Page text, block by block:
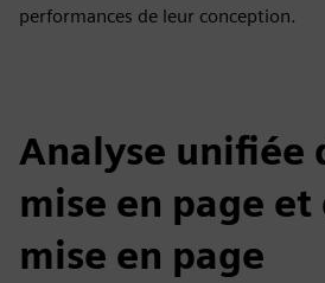
performances de leur conception.
Analyse unifiée
mise en page et
mise en page